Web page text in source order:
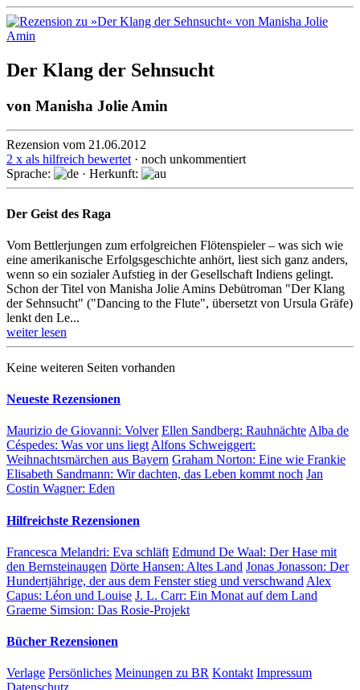
Der Klang der Sehnsucht
von Manisha Jolie Amin
Rezension vom 21.06.2012
2 x als hilfreich bewertet · noch unkommentiert
Sprache:
· Herkunft:
Der Geist des Raga
Vom Bettlerjungen zum erfolgreichen Flötenspieler – was sich wie
eine amerikanische Erfolgsgeschichte anhört, liest sich ganz anders,
wenn so ein sozialer Aufstieg in der Gesellschaft Indiens gelingt.
Schon der Titel von Manisha Jolie Amins Debütroman "Der Klang
der Sehnsucht" ("Dancing to the Flute", übersetzt von Ursula Gräfe)
lenkt den Le...
weiter lesen
Keine weiteren Seiten vorhanden
Neueste Rezensionen
Maurizio de Giovanni: Volver Ellen Sandberg: Rauhnächte Alba de
Céspedes: Was vor uns liegt Alfons Schweiggert:
Weihnachtsmärchen aus Bayern Graham Norton: Eine wie Frankie
Elisabeth Sandmann: Wir dachten, das Leben kommt noch Jan
Costin Wagner: Eden
Hilfreichste Rezensionen
Francesca Melandri: Eva schläft Edmund De Waal: Der Hase mit
den Bernsteinaugen Dörte Hansen: Altes Land Jonas Jonasson: Der
Hundertjährige, der aus dem Fenster stieg und verschwand Alex
Capus: Léon und Louise J. L. Carr: Ein Monat auf dem Land
Graeme Simsion: Das Rosie-Projekt
Bücher Rezensionen
Verlage Persönliches Meinungen zu BR Kontakt Impressum